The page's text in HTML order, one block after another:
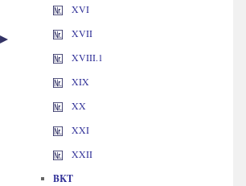
XVI
XVII
XVIII.1
XIX
XX
XXI
XXII
BKT